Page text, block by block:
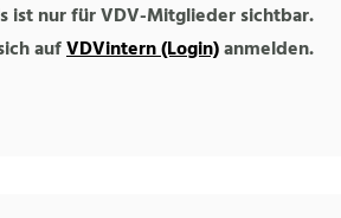
ist nur für VDV-Mitglieder sichtbar.
aufVDVintern (Login)anmelden.